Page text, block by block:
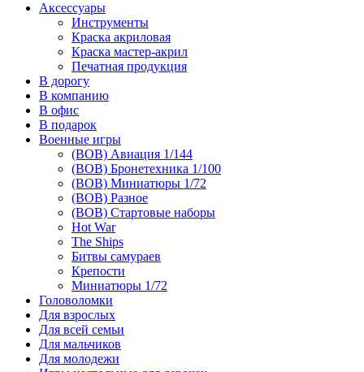
Аксессуары
Инструменты
Краска акриловая
Краска мастер-акрил
Печатная продукция
В дорогу
В компанию
В офис
В подарок
Военные игры
(ВОВ) Авиация 1/144
(ВОВ) Бронетехника 1/100
(ВОВ) Миниатюры 1/72
(ВОВ) Разное
(ВОВ) Стартовые наборы
Hot War
The Ships
Битвы самураев
Крепости
Миниатюры 1/72
Головоломки
Для взрослых
Для всей семьи
Для мальчиков
Для молодежи